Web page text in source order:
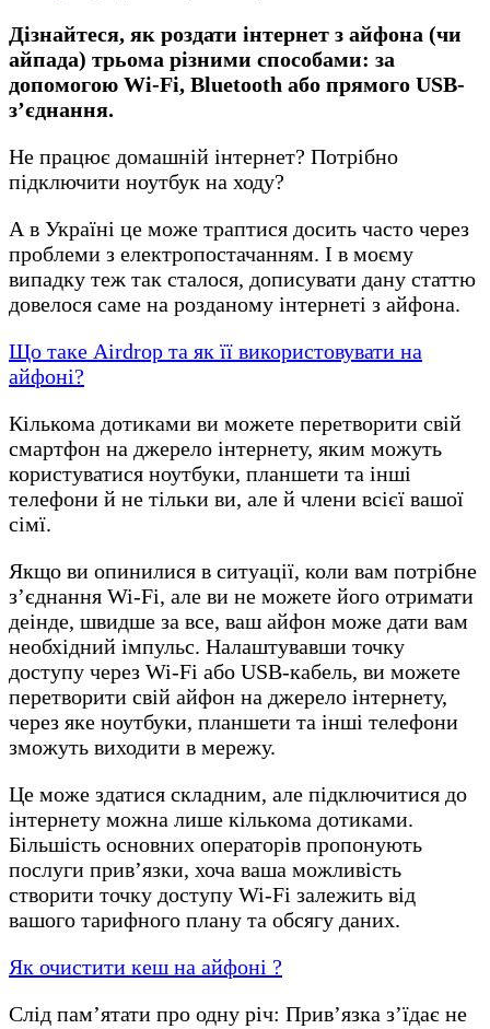
Дізнайтеся, як роздати інтернет з айфона (чи
айпада) трьома різними способами: за
допомогою Wi-Fi, Bluetooth або прямого USB-
з’єднання.
Не працює домашній інтернет? Потрібно
підключити ноутбук на ходу?
А в Україні це може траптися досить часто через
проблеми з електропостачанням. І в моєму
випадку теж так сталося, дописувати дану статтю
довелося саме на розданому інтернеті з айфона.
Що таке Airdrop та як її використовувати на
айфоні?
Кількома дотиками ви можете перетворити свій
смартфон на джерело інтернету, яким можуть
користуватися ноутбуки, планшети та інші
телефони й не тільки ви, але й члени всієї вашої
сімї.
Якщо ви опинилися в ситуації, коли вам потрібне
з’єднання Wi-Fi, але ви не можете його отримати
деінде, швидше за все, ваш айфон може дати вам
необхідний імпульс. Налаштувавши точку
доступу через Wi-Fi або USB-кабель, ви можете
перетворити свій айфон на джерело інтернету,
через яке ноутбуки, планшети та інші телефони
зможуть виходити в мережу.
Це може здатися складним, але підключитися до
інтернету можна лише кількома дотиками.
Більшість основних операторів пропонують
послуги прив’язки, хоча ваша можливість
створити точку доступу Wi-Fi залежить від
вашого тарифного плану та обсягу даних.
Як очистити кеш на айфоні ?
Слід пам’ятати про одну річ: Прив’язка з’їдає не